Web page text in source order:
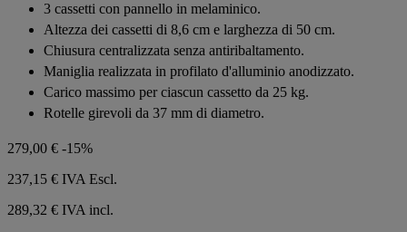
stelle.
3 cassetti con pannello in melaminico.
Altezza dei cassetti di 8,6 cm e larghezza di 50 cm.
Chiusura centralizzata senza antiribaltamento.
Maniglia realizzata in profilato d'alluminio anodizzato.
Carico massimo per ciascun cassetto da 25 kg.
Rotelle girevoli da 37 mm di diametro.
279,00 € -15%
237,15 € IVA Escl.
289,32 € IVA incl.